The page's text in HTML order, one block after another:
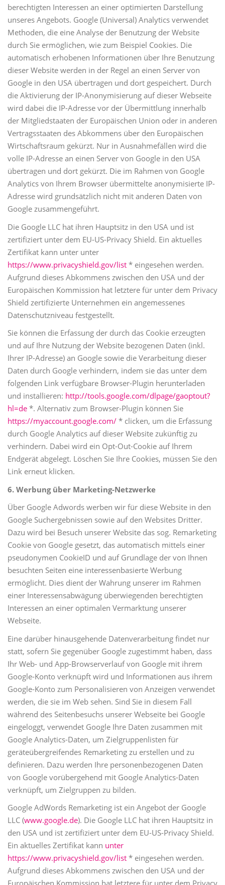
berechtigten Interessen an einer optimierten Darstellung
unseres Angebots. Google (Universal) Analytics verwendet
Methoden, die eine Analyse der Benutzung der Website
durch Sie ermöglichen, wie zum Beispiel Cookies. Die
automatisch erhobenen Informationen über Ihre Benutzung
dieser Website werden in der Regel an einen Server von
Google in den USA übertragen und dort gespeichert. Durch
die Aktivierung der IP-Anonymisierung auf dieser Webseite
wird dabei die IP-Adresse vor der Übermittlung innerhalb
der Mitgliedstaaten der Europäischen Union oder in anderen
Vertragsstaaten des Abkommens über den Europäischen
Wirtschaftsraum gekürzt. Nur in Ausnahmefällen wird die
volle IP-Adresse an einen Server von Google in den USA
übertragen und dort gekürzt. Die im Rahmen von Google
Analytics von Ihrem Browser übermittelte anonymisierte IP-
Adresse wird grundsätzlich nicht mit anderen Daten von
Google zusammengeführt.
Die Google LLC hat ihren Hauptsitz in den USA und ist
zertifiziert unter dem EU-US-Privacy Shield. Ein aktuelles
Zertifikat kann unter unter
https://www.privacyshield.gov/list * eingesehen werden.
Aufgrund dieses Abkommens zwischen den USA und der
Europäischen Kommission hat letztere für unter dem Privacy
Shield zertifizierte Unternehmen ein angemessenes
Datenschutzniveau festgestellt.
Sie können die Erfassung der durch das Cookie erzeugten
und auf Ihre Nutzung der Website bezogenen Daten (inkl.
Ihrer IP-Adresse) an Google sowie die Verarbeitung dieser
Daten durch Google verhindern, indem sie das unter dem
folgenden Link verfügbare Browser-Plugin herunterladen
und installieren: http://tools.google.com/dlpage/gaoptout?
hl=de *. Alternativ zum Browser-Plugin können Sie
https://myaccount.google.com/ * clicken, um die Erfassung
durch Google Analytics auf dieser Website zukünftig zu
verhindern. Dabei wird ein Opt-Out-Cookie auf Ihrem
Endgerät abgelegt. Löschen Sie Ihre Cookies, müssen Sie den
Link erneut klicken.
6. Werbung über Marketing-Netzwerke
Über Google Adwords werben wir für diese Website in den
Google Suchergebnissen sowie auf den Websites Dritter.
Dazu wird bei Besuch unserer Website das sog. Remarketing
Cookie von Google gesetzt, das automatisch mittels einer
pseudonymen CookieID und auf Grundlage der von Ihnen
besuchten Seiten eine interessenbasierte Werbung
ermöglicht. Dies dient der Wahrung unserer im Rahmen
einer Interessensabwägung überwiegenden berechtigten
Interessen an einer optimalen Vermarktung unserer
Webseite.
Eine darüber hinausgehende Datenverarbeitung findet nur
statt, sofern Sie gegenüber Google zugestimmt haben, dass
Ihr Web- und App-Browserverlauf von Google mit ihrem
Google-Konto verknüpft wird und Informationen aus ihrem
Google-Konto zum Personalisieren von Anzeigen verwendet
werden, die sie im Web sehen. Sind Sie in diesem Fall
während des Seitenbesuchs unserer Webseite bei Google
eingeloggt, verwendet Google Ihre Daten zusammen mit
Google Analytics-Daten, um Zielgruppenlisten für
geräteübergreifendes Remarketing zu erstellen und zu
definieren. Dazu werden Ihre personenbezogenen Daten
von Google vorübergehend mit Google Analytics-Daten
verknüpft, um Zielgruppen zu bilden.
Google AdWords Remarketing ist ein Angebot der Google
LLC (www.google.de). Die Google LLC hat ihren Hauptsitz in
den USA und ist zertifiziert unter dem EU-US-Privacy Shield.
Ein aktuelles Zertifikat kann unter
https://www.privacyshield.gov/list * eingesehen werden.
Aufgrund dieses Abkommens zwischen den USA und der
Europäischen Kommission hat letztere für unter dem Privacy